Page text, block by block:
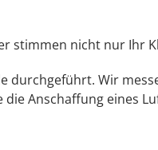
stimmen nicht nur Ihr
durchgeführt. Wir
Anschaffung eines